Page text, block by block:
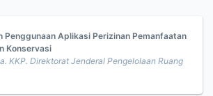
Penggunaan Aplikasi Perizinan Pemanfaatan
Konservasi
KKP. Direktorat Jenderal Pengelolaan Ruang